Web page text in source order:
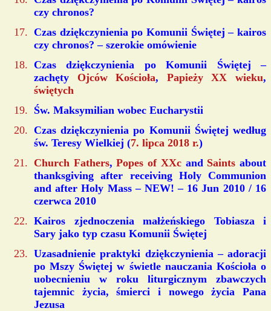
czy chronos?
Czas dziękczynienia po Komunii Świętej – kairos
czy chronos? – szerokie omówienie
Czas dziękczynienia po Komunii Świętej –
zachęty Ojców Kościoła, Papieży XX wieku,
świętych
Św. Maksymilian wobec Eucharystii
Czas dziękczynienia po Komunii Świętej według
św. Teresy Wielkiej (7. lipca 2018 r.)
Church Fathers,Popes of XXcand Saints about
thanksgiving after receiving Holy Communion
and after Holy Mass – NEW! – 16 Jun 2010 / 16
czerwca 2010
Kairos zjednoczenia małżeńskiego Tobiasza i
Sary jako typ czasu Komunii Świętej
Uzasadnienie praktyki dziękczynienia – adoracji
po Mszy Świętej w świetle nauczania Kościoła o
uobecnieniu w roku liturgicznym zbawczych
tajemnic życia, śmierci i nowego życia Pana
Jezusa